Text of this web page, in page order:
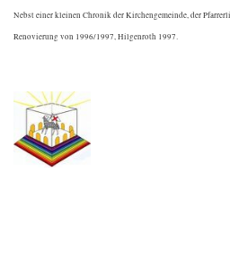
Nebst einer kleinen Chronik der Kirchengemeinde, der
Renovierung von 1996/1997, Hilgenroth 1997.